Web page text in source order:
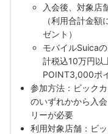
入会後、対象店
（利用合計金
ゼント）
モバイルSuica
計税込10万円以
POINT3,000ポ
参加方法：ビック
のいずれかから入
リーが必要
利用対象店舗：ビ